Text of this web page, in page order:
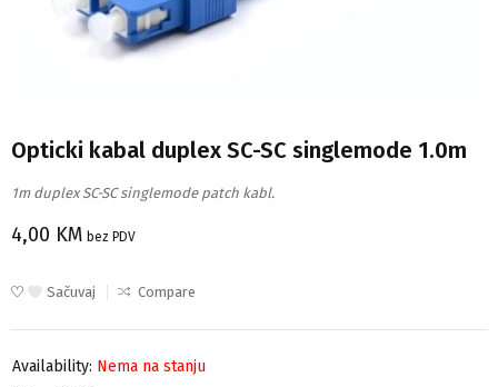
Opticki kabal duplex SC-SC singlemode 1.0m
1m duplex SC-SC singlemode patch kabl.
4,00 KM bez PDV
Sačuvaj Compare
Availability: Nema na stanju